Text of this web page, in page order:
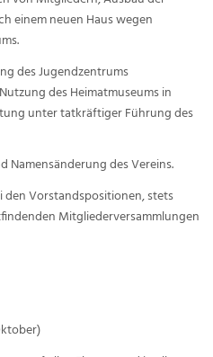
einem neuen Haus wegen
des Jugendzentrums
des Heimatmuseums in
unter tatkräftiger Führung des
Namensänderung des Vereins.
den Vorstandspositionen, stets
Mitgliederversammlungen